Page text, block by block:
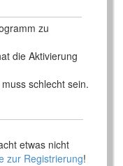
zu
die Aktivierung
schlecht sein.
etwas nicht
zur Registrierung!